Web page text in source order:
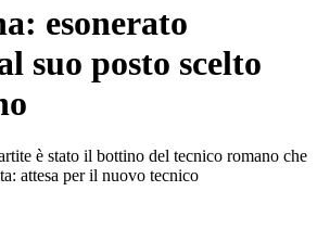
esonerato
suo posto scelto
è stato il bottino del tecnico romano che
attesa per il nuovo tecnico